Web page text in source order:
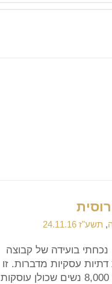
, תשע"ז 24.11.16
בועידה של קבוצה
עסקיות מדברות. זו
קבוצה שמונה כבר 8,000 נשים שכולן עוסקות